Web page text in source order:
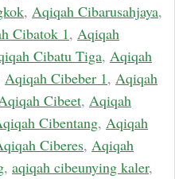
, Aqiqah Cibarusahjaya,
Cibatok 1, Aqiqah
Cibatu Tiga, Aqiqah
Aqiqah Cibeber 1, Aqiqah
Cibeet, Aqiqah
Cibentang, Aqiqah
Ciberes, Aqiqah
, aqiqah cibeunying kaler,